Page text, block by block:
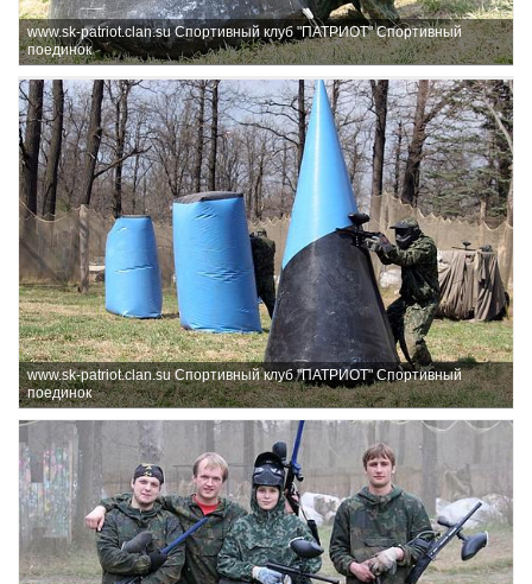
www.sk-patriot.clan.su Спортивный клуб "ПАТРИОТ" Спортивный
поединок
www.sk-patriot.clan.su Спортивный клуб "ПАТРИОТ" Спортивный
поединок